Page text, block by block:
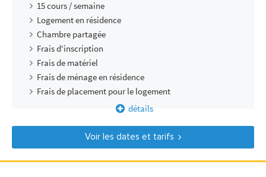
15 cours / semaine
Logement en résidence
Chambre partagée
Frais d'inscription
Frais de matériel
Frais de ménage en résidence
Frais de placement pour le logement
détails
Voir les dates et tarifs